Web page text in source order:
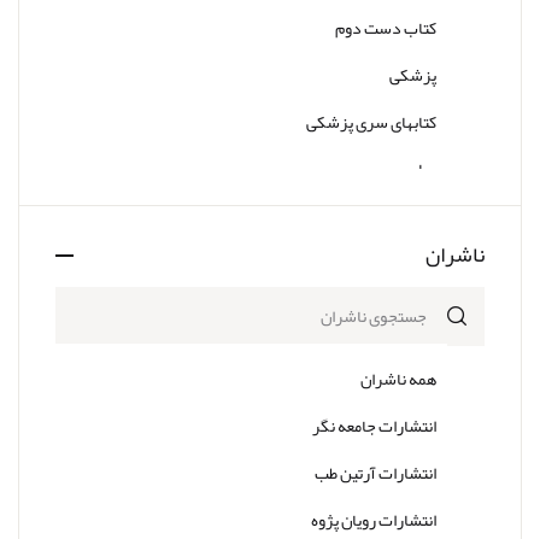
کتاب دست دوم
پزشکی
کتابهای سری پزشکی
سایر
ناشران
همه ناشران
انتشارات جامعه نگر
انتشارات آرتین طب
انتشارات رویان پژوه